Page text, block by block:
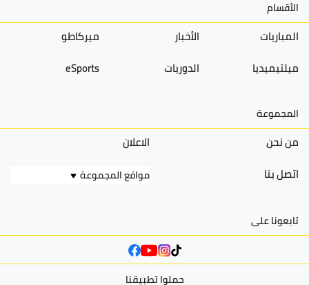
الأقسام
المباريات الأخبار
ميركاطو
ميلتيميديا
الدوريات eSports
المجموعة
من نحن
الاعلان
اتصل بنا
مواقع المجموعة
تابعونا على
حملوا تطبيقنا